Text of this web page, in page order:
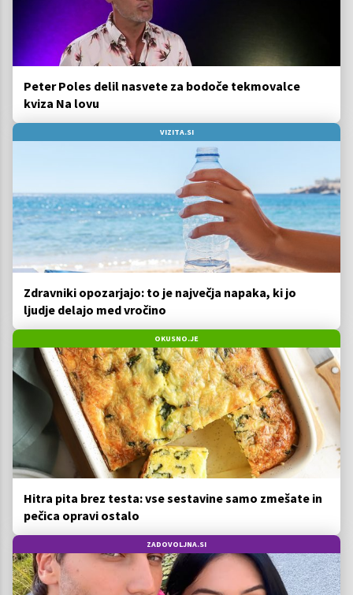
Peter Poles delil nasvete za bodoče tekmovalce
kviza Na lovu
VIZITA.SI
Zdravniki opozarjajo: to je največja napaka, ki jo
ljudje delajo med vročino
OKUSNO.JE
Hitra pita brez testa: vse sestavine samo zmešate in
pečica opravi ostalo
ZADOVOLJNA.SI